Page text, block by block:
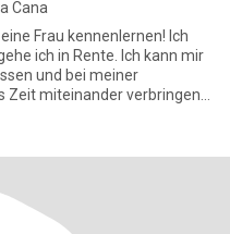
Cana
Frau kennenlernen! Ich
ich in Rente. Ich kann mir
und bei meiner
Zeit miteinander verbringen